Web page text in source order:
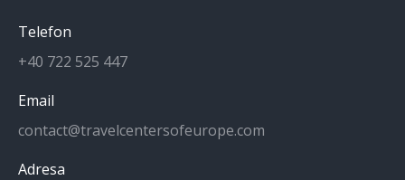
Telefon
+40 722 525 447
Email
contact@travelcentersofeurope.com
Adresa